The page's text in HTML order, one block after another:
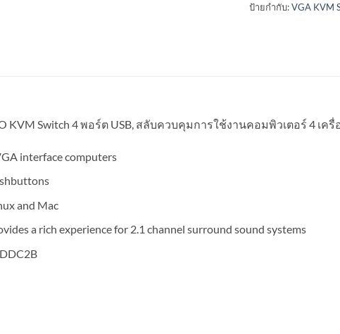
ป้ายกำกับ:VGA KVM
KVM Switch 4 พอร์ต USB, สลับควบคุมการใช้งานคอมพิวเตอร์ 4 เค
interface computers
and Mac
a rich experience for 2.1 channel surround sound systems